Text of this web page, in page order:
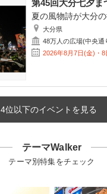
第45回大分七夕ま
夏の風物詩が大分
大分県
48万人の広場(中央通
2026年8月7日(金)・8
4位以下のイベントを見る
テーマWalker
テーマ別特集をチェック